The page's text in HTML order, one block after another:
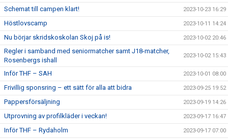
Schemat till campen klart! 2023-10-23 16:29
Höstlovscamp 2023-10-11 14:24
Nu börjar skridskoskolan Skoj på is! 2023-10-02 20:46
Regler i samband med seniormatcher samt J18-matcher,
Rosenbergs ishall
2023-10-02 15:43
Inför THF – SAH 2023-10-01 08:00
Frivillig sponsring – ett sätt för alla att bidra 2023-09-25 19:52
Pappersförsäljning 2023-09-19 14:26
Utprovning av profilkläder i veckan! 2023-09-17 16:47
Inför THF – Rydaholm 2023-09-17 07:00